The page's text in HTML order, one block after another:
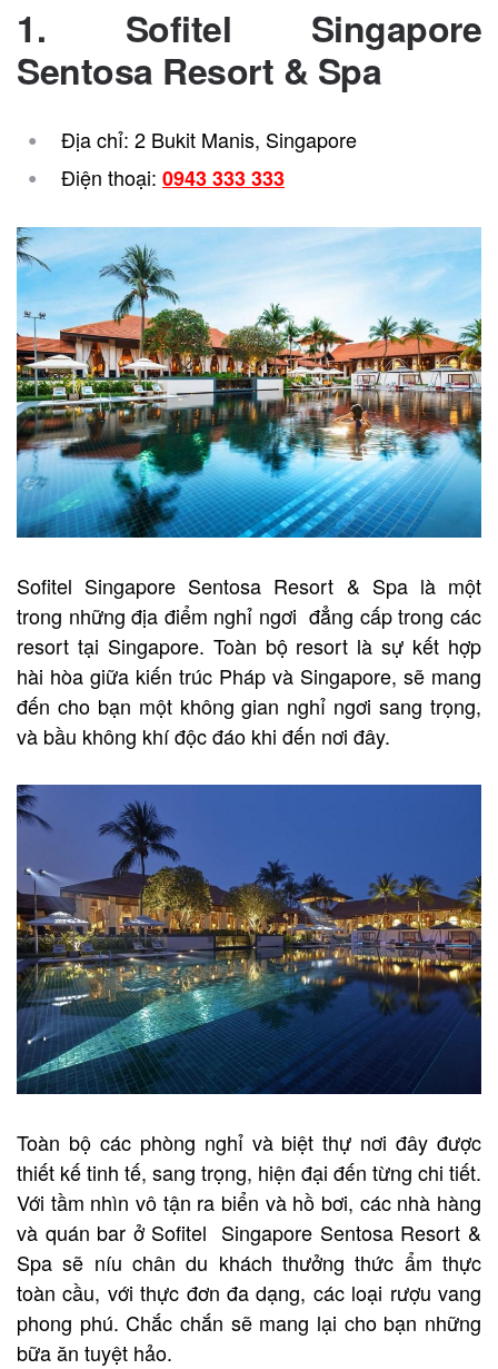
1. Sofitel Singapore
Sentosa Resort & Spa
Địa chỉ: 2 Bukit Manis, Singapore
Điện thoại: 0943 333 333
Sofitel Singapore Sentosa Resort & Spa là một
trong những địa điểm nghỉ ngơi đẳng cấp trong các
resort tại Singapore. Toàn bộ resort là sự kết hợp
hài hòa giữa kiến trúc Pháp và Singapore, sẽ mang
đến cho bạn một không gian nghỉ ngơi sang trọng,
và bầu không khí độc đáo khi đến nơi đây.
Toàn bộ các phòng nghỉ và biệt thự nơi đây được
thiết kế tinh tế, sang trọng, hiện đại đến từng chi tiết.
Với tầm nhìn vô tận ra biển và hồ bơi, các nhà hàng
và quán bar ở Sofitel Singapore Sentosa Resort &
Spa sẽ níu chân du khách thưởng thức ẩm thực
toàn cầu, với thực đơn đa dạng, các loại rượu vang
phong phú. Chắc chắn sẽ mang lại cho bạn những
bữa ăn tuyệt hảo.